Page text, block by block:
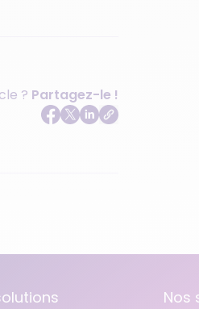
? Partagez-le !
Nos